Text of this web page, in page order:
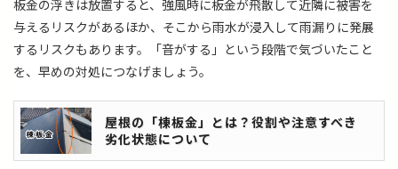
板金の浮きは放置すると、強風時に板金が飛散して近隣に被害を
与えるリスクがあるほか、そこから雨水が浸入して雨漏りに発展
するリスクもあります。「音がする」という段階で気づいたこと
を、早めの対処につなげましょう。
屋根の「棟板金」とは？役割や注意すべき
劣化状態について